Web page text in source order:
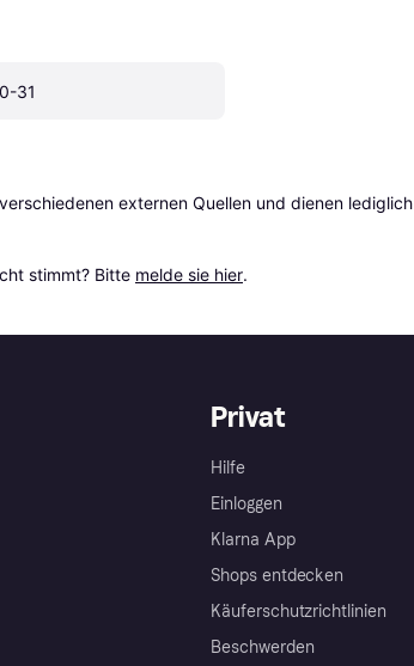
31
externen Quellen und dienen lediglich
stimmt? Bitte melde sie hier.
Privat
Hilfe
Einloggen
Klarna App
Shops entdecken
Käuferschutzrichtlinien
Beschwerden